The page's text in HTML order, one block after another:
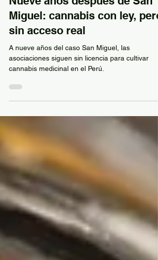
10 feb
Nueve años después de San
sin acceso real
A nueve años del caso San Miguel, las
asociaciones siguen sin licencia para cultivar